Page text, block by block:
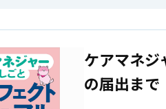
ケアマネ
の届出ま